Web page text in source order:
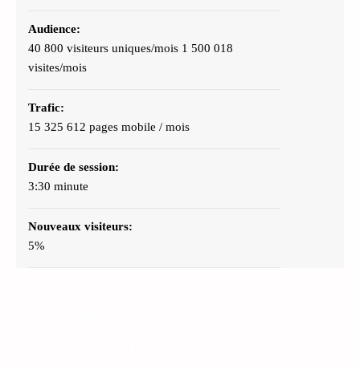
Audience:
40 800 visiteurs uniques/mois 1 500 018
visites/mois
Trafic:
15 325 612 pages mobile / mois
Durée de session:
3:30 minute
Nouveaux visiteurs:
5%